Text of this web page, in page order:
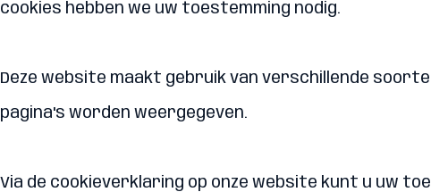
cookies hebben we uw toestemming nodig.
Deze website maakt gebruik van verschillende
pagina's worden weergegeven.
Via de cookieverklaring op onze website kunt u uw